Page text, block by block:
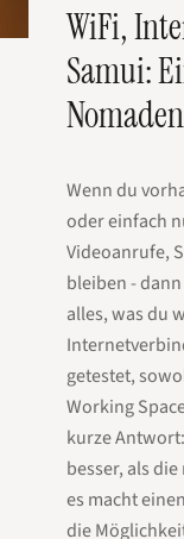
WiFi,
Samui:
Nomaden
Wenn du
oder einfach
Videoanrufe,
bleiben -
alles, was du
getestet,
Working
kurze
besser, als
es macht
die